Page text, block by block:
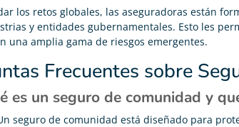
los retos globales, las aseguradoras están
y entidades gubernamentales. Esto les
una amplia gama de riesgos emergentes.
Frecuentes sobre
es un seguro de comunidad y
seguro de comunidad está diseñado para